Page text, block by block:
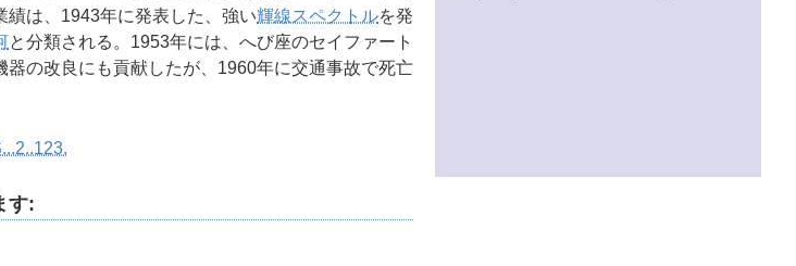
は、1943年に発表した、強い輝線スペクトルを発
と分類される。1953年には、へび座のセイファート
の改良にも貢献したが、1960年に交通事故で死亡
す: